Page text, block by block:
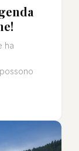
ha